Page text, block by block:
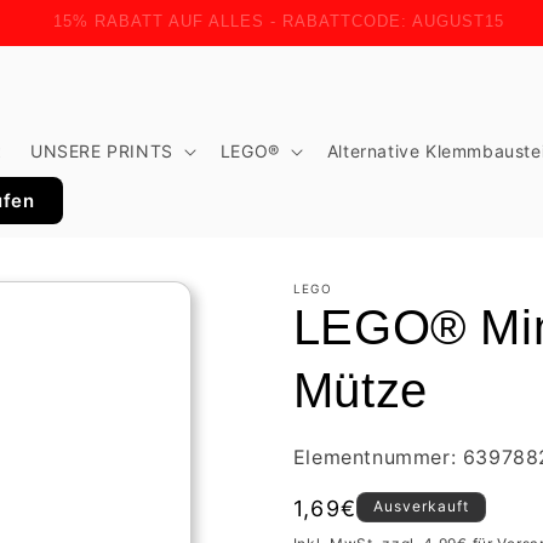
15% RABATT AUF ALLES - RABATTCODE: AUGUST15
UNSERE PRINTS LEGO® Alternative
LEGO
LEGO®
Mütze
Elementnummer:
Normaler
1,69€ Ausverkauft